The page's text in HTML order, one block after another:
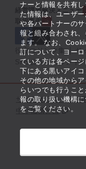
ナーと情報を共有
た情報は、ユーザ
や各パートナーの
報と組み合わされ
ます。 なお、
訂について、ヨー
ている方は各ペー
下にある黒いアイ
その他の地域から
らいつでも行うこ
報の取り扱い機構
をご覧ください。
経営課題解決メニュー
取組事例
役立つリンク集 サ
SNS公式アカウント
サイトポリシー・利
中小機構とは